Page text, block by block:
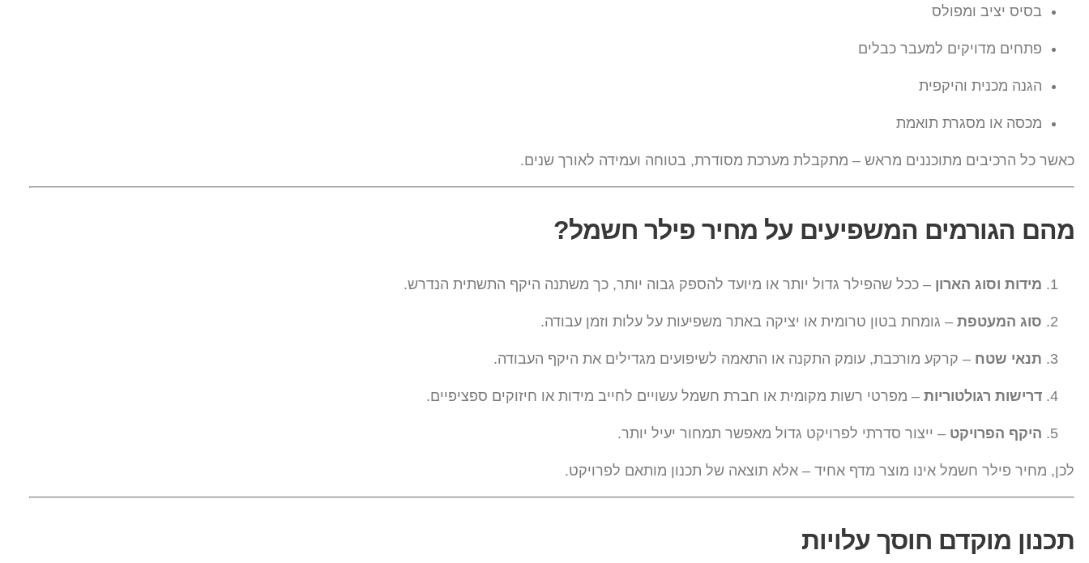
בסיס יציב ומפולס
פתחים מדויקים למעבר כבלים
הגנה מכנית והיקפית
מכסה או מסגרת תואמת
כאשר כל הרכיבים מתוכננים מראש – מתקבלת מערכת מסודרת, בטוחה ועמידה לאורך שנים.
מהם הגורמים המשפיעים על מחיר פילר חשמל?
מידות וסוג הארון – ככל שהפילר גדול יותר או מיועד להספק גבוה יותר, כך משתנה היקף התשתית הנדרש.
סוג המעטפת – גומחת בטון טרומית או יציקה באתר משפיעות על עלות וזמן עבודה.
תנאי שטח – קרקע מורכבת, עומק התקנה או התאמה לשיפועים מגדילים את היקף העבודה.
דרישות רגולטוריות – מפרטי רשות מקומית או חברת חשמל עשויים לחייב מידות או חיזוקים ספציפיים.
היקף הפרויקט – ייצור סדרתי לפרויקט גדול מאפשר תמחור יעיל יותר.
לכן, מחיר פילר חשמל אינו מוצר מדף אחיד – אלא תוצאה של תכנון מותאם לפרויקט.
תכנון מוקדם חוסך עלויות